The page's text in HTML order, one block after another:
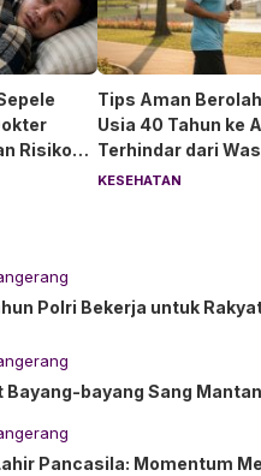
Risiko
Tips Aman
Usia 40 Tahun ke
Terhindar dari
“Angin Duduk”
KESEHATAN
Polri Bekerja untuk
Bayang-bayang Sang Mantan
Pancasila: Momentum